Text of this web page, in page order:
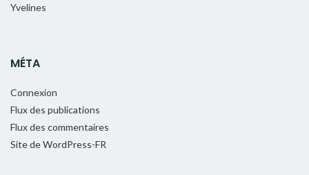
Yvelines
MÉTA
Connexion
Flux des publications
Flux des commentaires
Site de WordPress-FR